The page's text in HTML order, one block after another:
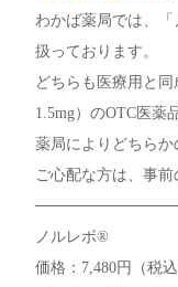
わかば薬局では、
扱っております。
どちらも医療用と
1.5mg）のOTC医薬
薬局によりどちらか
ご心配な方は、事前
ノルレボ®
価格：7,480円（税込